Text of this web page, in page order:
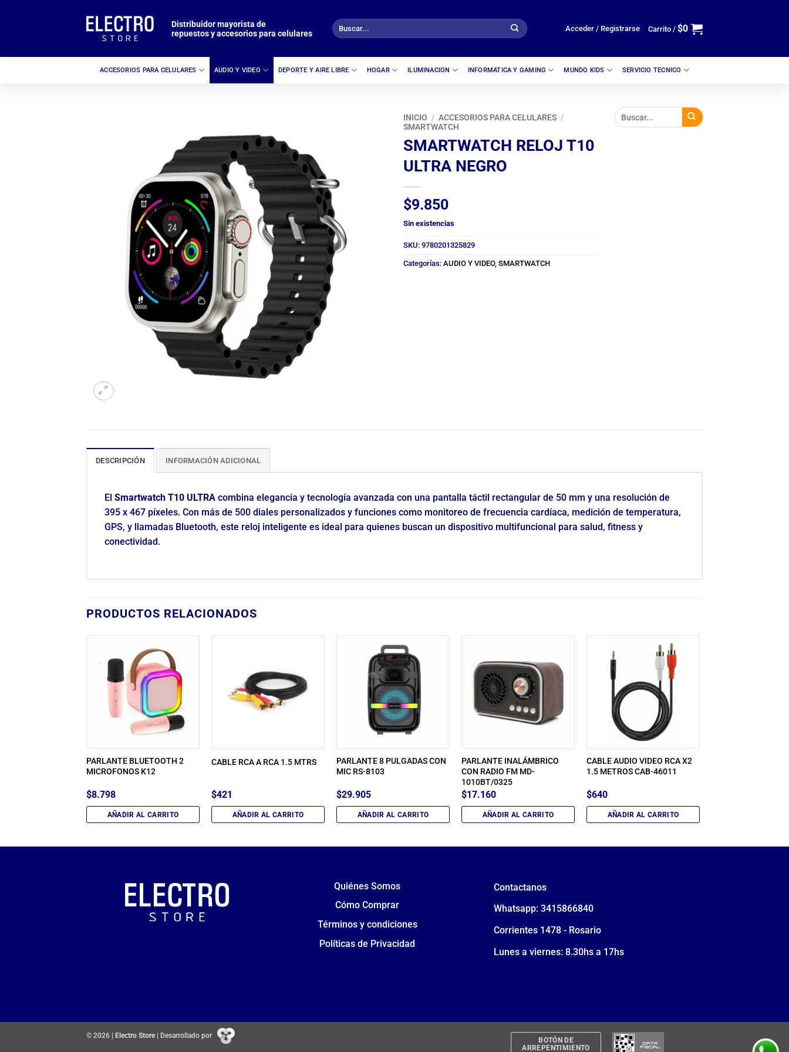
Distribuidor mayorista de
repuestos y accesorios para celulares
Buscar
por:
Acceder / Registrarse Carrito / $0
ACCESORIOS PARA CELULARES AUDIO Y VIDEO DEPORTE Y AIRE LIBRE HOGAR ILUMINACION INFORMATICA Y GAMING MUNDO KIDS SERVICIO TECNICO
INICIO / ACCESORIOS PARA CELULARES /
SMARTWATCH
SMARTWATCH RELOJ T10
ULTRA NEGRO
$9.850
Sin existencias
SKU: 9780201325829
Categorías: AUDIO Y VIDEO, SMARTWATCH
DESCRIPCIÓN INFORMACIÓN ADICIONAL
El Smartwatch T10 ULTRA combina elegancia y tecnología avanzada con una pantalla táctil rectangular de 50 mm y una resolución de
395 x 467 píxeles. Con más de 500 diales personalizados y funciones como monitoreo de frecuencia cardíaca, medición de temperatura,
GPS, y llamadas Bluetooth, este reloj inteligente es ideal para quienes buscan un dispositivo multifuncional para salud, fitness y
conectividad.
PRODUCTOS RELACIONADOS
PARLANTE BLUETOOTH 2
MICROFONOS K12
$8.798
AÑADIR AL CARRITO
CABLE RCA A RCA 1.5 MTRS
$421
AÑADIR AL CARRITO
PARLANTE 8 PULGADAS CON
MIC RS-8103
$29.905
AÑADIR AL CARRITO
PARLANTE INALÁMBRICO
CON RADIO FM MD-
1010BT/0325
$17.160
AÑADIR AL CARRITO
CABLE AUDIO VIDEO RCA X2
1.5 METROS CAB-46011
$640
AÑADIR AL CARRITO
Quiénes Somos
Cómo Comprar
Términos y condiciones
Políticas de Privacidad
Contactanos
Whatsapp: 3415866840
Corrientes 1478 - Rosario
Lunes a viernes: 8.30hs a 17hs
BOTÓN DE
ARREPENTIMIENTO
© 2026 | Electro Store | Desarrollado por